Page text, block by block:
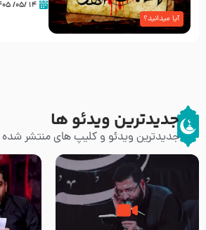
آیا میدانید؟
۱۴ /۰۵/ ۱۴۰۵
جدیدترین ویدئو ها
جدیدترین ویدئو و کلیپ های منتشر شده